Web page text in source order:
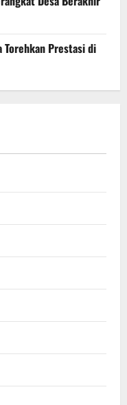
Torehkan Prestasi di